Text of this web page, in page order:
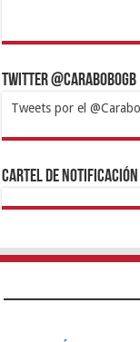
Twitter @CaraboboGB
Tweets por el
1xbetBetturkeyBetist
https://
Cartel de Notificación